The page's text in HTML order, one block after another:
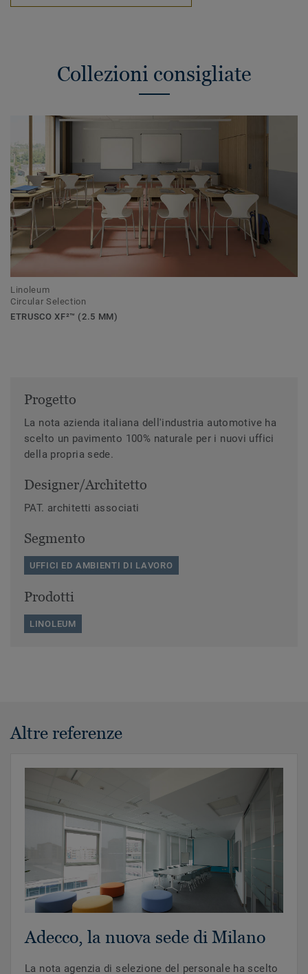
Collezioni consigliate
Linoleum
Circular Selection
ETRUSCO XF²™ (2.5 MM)
Progetto
La nota azienda italiana dell'industria automotive ha
scelto un pavimento 100% naturale per i nuovi uffici
della propria sede.
Designer/Architetto
PAT. architetti associati
Segmento
UFFICI ED AMBIENTI DI LAVORO
Prodotti
LINOLEUM
Altre referenze
Adecco, la nuova sede di Milano
La nota agenzia di selezione del personale ha scelto